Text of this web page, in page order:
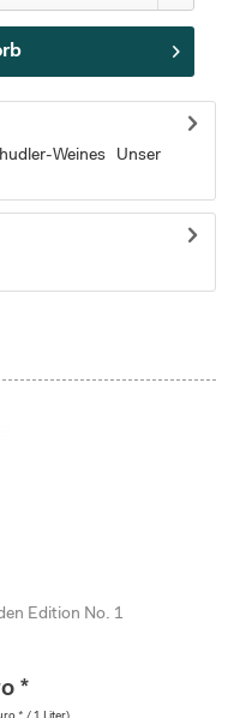
Weines Unser
Edition No. 1
*